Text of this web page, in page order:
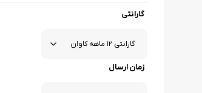
گارانتی
زمان ارسال